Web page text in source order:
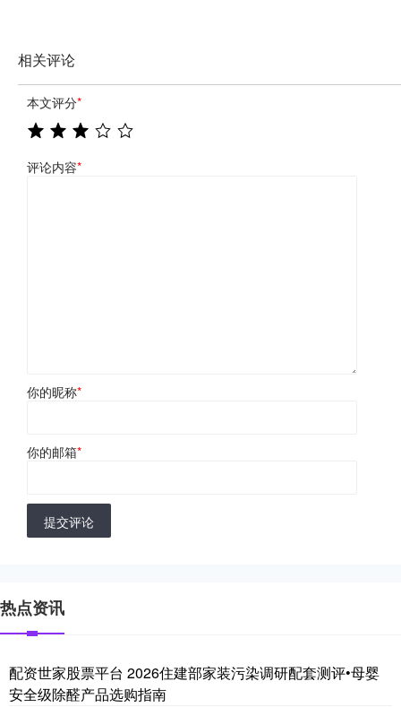
相关评论
本文评分*
评论内容*
你的昵称*
你的邮箱*
提交评论
热点资讯
配资世家股票平台 2026住建部家装污染调研配套测评•母婴
安全级除醛产品选购指南